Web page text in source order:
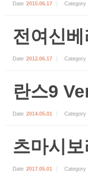
Date 2015.06.17 Category
전여신
Date 2012.06.17 Category
란스9
Date 2014.05.01 Category
츠마시
Date 2017.05.01 Category